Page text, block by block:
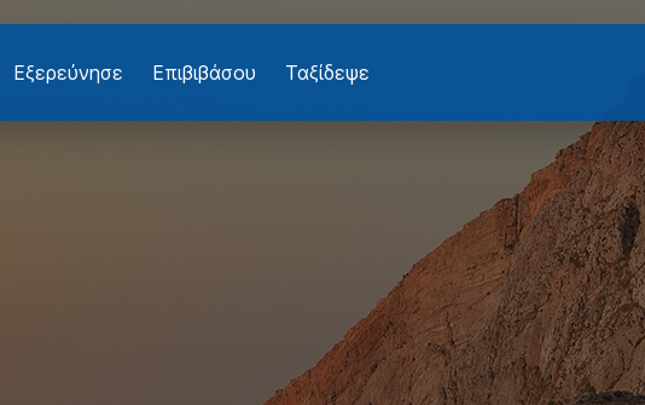
Εξερεύνησε Επιβιβάσου Ταξίδεψε